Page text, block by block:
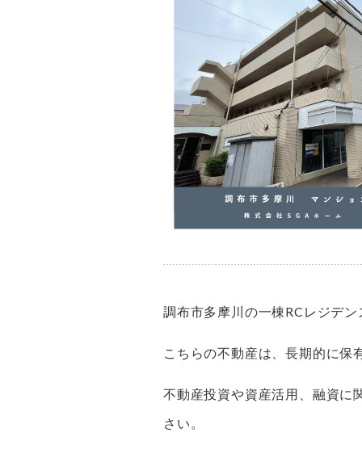
調布市多摩川の一棟RCレジデン
こちらの不動産は、長期的に保
不動産投資や資産活用、融資に
さい。